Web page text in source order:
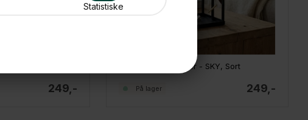
Statistiske
249,-
Como smykkeholder - SKY, Sort
249,-
På lager